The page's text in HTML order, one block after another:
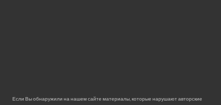
Если Вы обнаружили на нашем сайте материалы, которые нарушают авторские